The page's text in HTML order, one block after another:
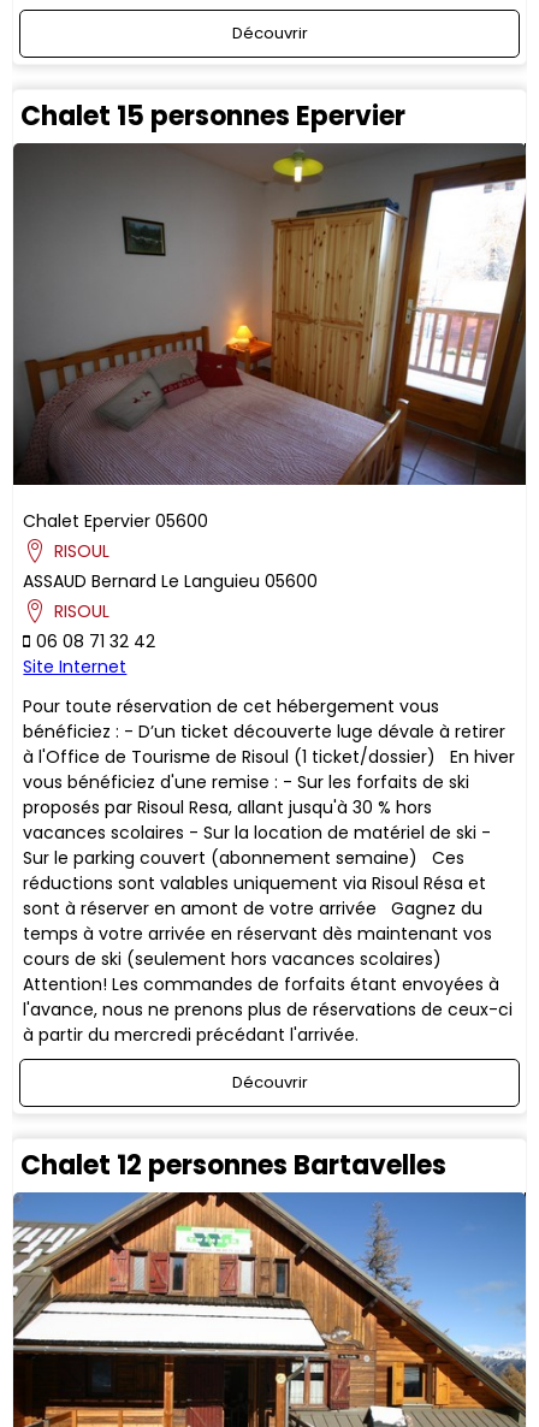
Découvrir
Chalet 15 personnes Epervier
Chalet Epervier 05600
RISOUL
ASSAUD Bernard Le Languieu 05600
RISOUL
06 08 71 32 42
Site Internet
Pour toute réservation de cet hébergement vous
bénéficiez : - D’un ticket découverte luge dévale à retirer
à l'Office de Tourisme de Risoul (1 ticket/dossier) En hiver
vous bénéficiez d'une remise : - Sur les forfaits de ski
proposés par Risoul Resa, allant jusqu'à 30 % hors
vacances scolaires - Sur la location de matériel de ski -
Sur le parking couvert (abonnement semaine) ​Ces
réductions sont valables uniquement via Risoul Résa et
sont à réserver en amont de votre arrivée Gagnez du
temps à votre arrivée en réservant dès maintenant vos
cours de ski (seulement hors vacances scolaires)
Attention! Les commandes de forfaits étant envoyées à
l'avance, nous ne prenons plus de réservations de ceux-ci
à partir du mercredi précédant l'arrivée.
Découvrir
Chalet 12 personnes Bartavelles